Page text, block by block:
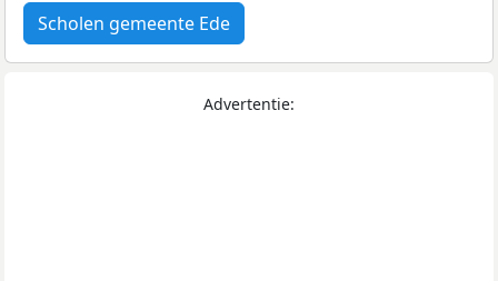
Scholen gemeente Ede
Advertentie: